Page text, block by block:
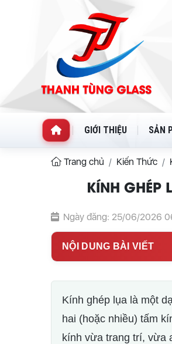
GIỚI THIỆU SẢN
Trang chủ Kiến Thức
KÍNH GHÉP
Ngày đăng: 25/06/2026
NỘI DUNG BÀI VIẾT
Kính ghép lụa là một
hai (hoặc nhiều) tấm
kính vừa trang trí, vừa